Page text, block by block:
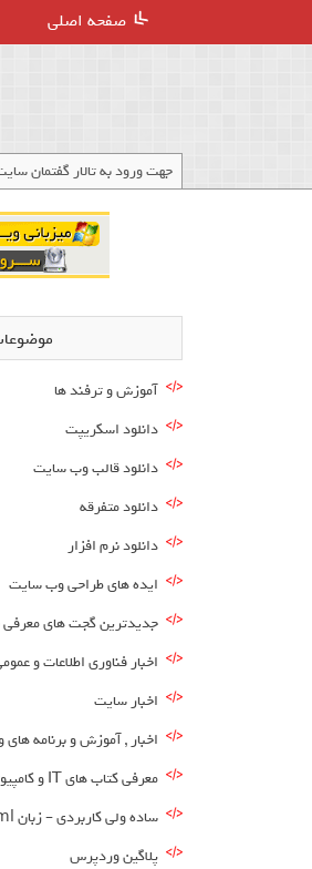
صفحه اصلی
جهت ورود به تالار گفتمان
آموزش و ترفند ها
دانلود اسکریپت
دانلود قالب وب سایت
دانلود متفرقه
دانلود نرم افزار
ایده های طراحی وب سایت
جدیدترین گجت های
اخبار فناوری اطلاعات و
اخبار سایت
اخبار , آموزش و برنامه های
معرفی کتاب های IT و کامپیوتر
ساده ولی کاربردی – زبان Html
پلاگین وردپرس